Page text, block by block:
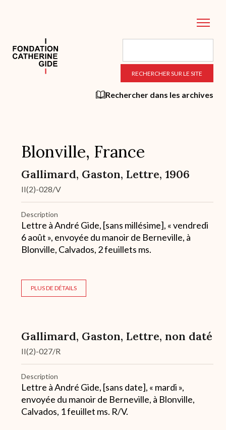
principal
Rechercher dans les archives
Blonville, France
Gallimard, Gaston, Lettre, 1906
II(2)-028/V
Description
Lettre à André Gide, [sans millésime], « vendredi
6 août », envoyée du manoir de Berneville, à
Blonville, Calvados, 2 feuillets ms.
PLUS DE DÉTAILS
Gallimard, Gaston, Lettre, non daté
II(2)-027/R
Description
Lettre à André Gide, [sans date], « mardi »,
envoyée du manoir de Berneville, à Blonville,
Calvados, 1 feuillet ms. R/V.